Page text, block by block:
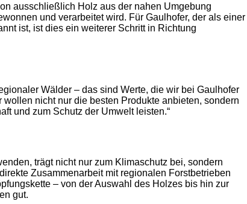
ausschließlich Holz aus der nahen Umgebung
und verarbeitet wird. Für Gaulhofer, der als einer
ist, ist dies ein weiterer Schritt in Richtung
Wälder – das sind Werte, die wir bei Gaulhofer
wollen nicht nur die besten Produkte anbieten, sondern
und zum Schutz der Umwelt leisten.“
trägt nicht nur zum Klimaschutz bei, sondern
Zusammenarbeit mit regionalen Forstbetrieben
– von der Auswahl des Holzes bis hin zur
gut.